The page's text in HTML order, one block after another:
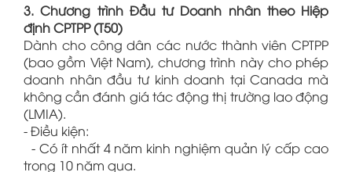
3. Chương trình Đầu tư Doanh nhân theo Hiệp
định CPTPP (T50)
Dành cho công dân các nước thành viên CPTPP
(bao gồm Việt Nam), chương trình này cho phép
doanh nhân đầu tư kinh doanh tại Canada mà
không cần đánh giá tác động thị trường lao động
(LMIA).
- Điều kiện:
- Có ít nhất 4 năm kinh nghiệm quản lý cấp cao
trong 10 năm qua.